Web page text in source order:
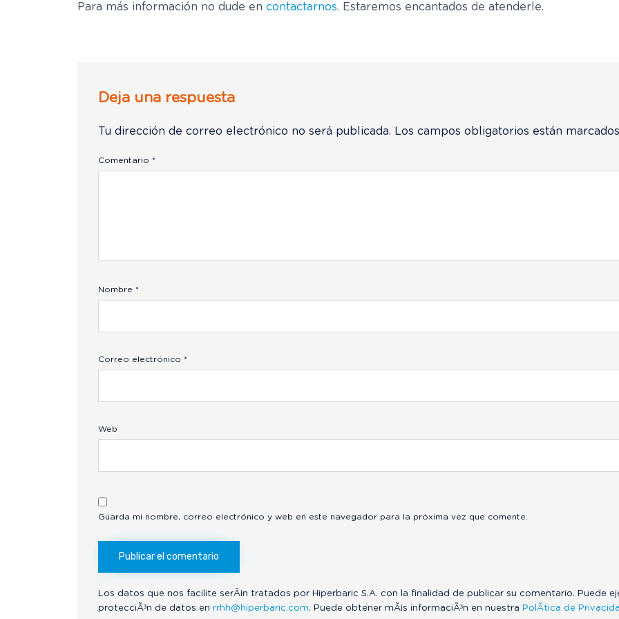
Para más información no dude en contactarnos. Estaremos encantados de atenderle.
Deja una respuesta
Tu dirección de correo electrónico no será publicada. Los campos obligatorios están
Comentario *
Nombre *
Correo electrónico *
Web
Guarda mi nombre, correo electrónico y web en este navegador para la próxima vez que comente.
Los datos que nos facilite serÃ¡n tratados por Hiperbaric S.A. con la finalidad de publicar su comentario. Puede
protecciÃ³n de datos en rrhh@hiperbaric.com. Puede obtener mÃ¡s informaciÃ³n en nuestra PolÃ­tica de